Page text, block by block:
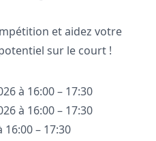
et aidez votre
sur le court !
à 16:00 – 17:30
à 16:00 – 17:30
– 17:30